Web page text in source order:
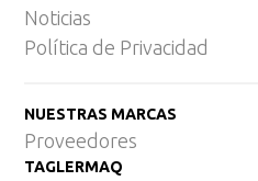
Noticias
Política de Privacidad
NUESTRAS MARCAS
Proveedores
TAGLERMAQ